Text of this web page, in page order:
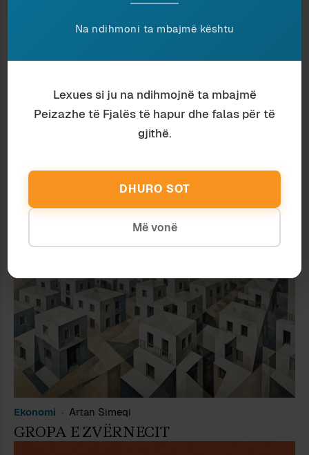
LEKSIK URBAN NË KOHË
PROTESTASH
Ekonomi Artan Simeqi
GROPA E ZVËRNECIT
Na ndihmoni ta mbajmë kështu
Lexues si ju na ndihmojnë ta mbajmë
Peizazhe të Fjalës të hapur dhe falas për të
gjithë.
DHURO SOT
Më vonë